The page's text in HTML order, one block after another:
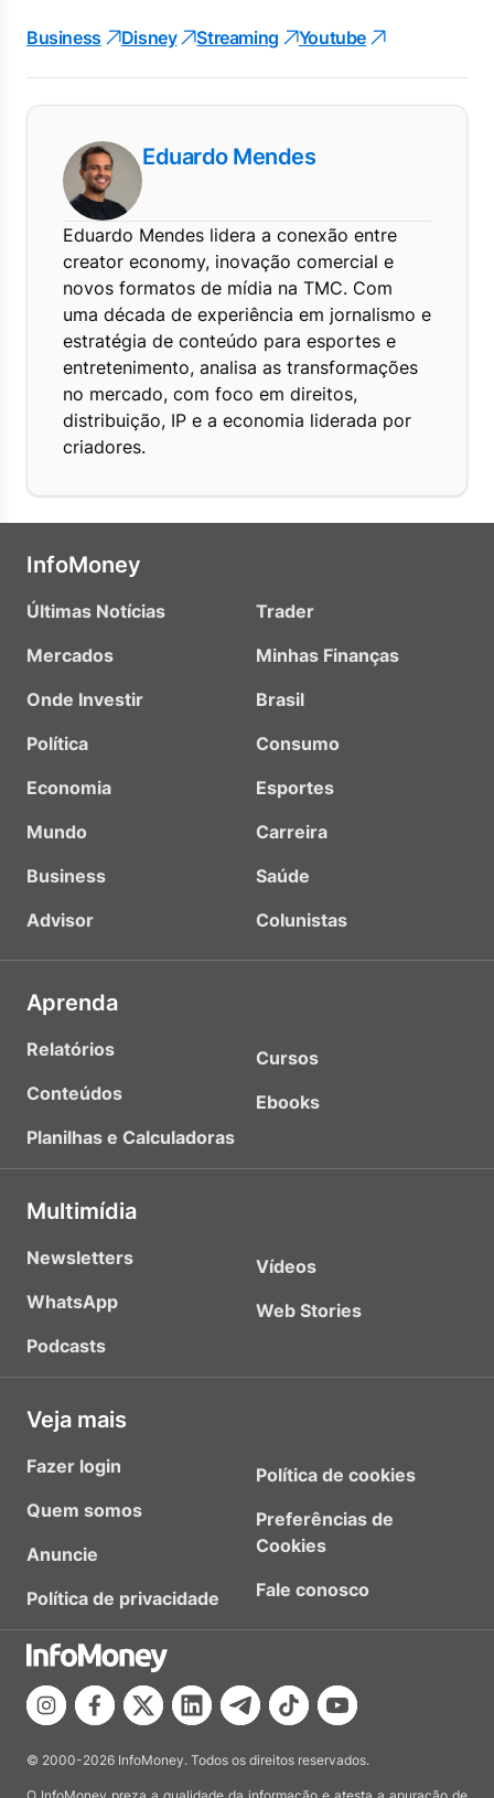
Business Disney Streaming Youtube
Eduardo Mendes
Eduardo Mendes lidera a conexão entre
creator economy, inovação comercial e
novos formatos de mídia na TMC. Com
uma década de experiência em jornalismo e
estratégia de conteúdo para esportes e
entretenimento, analisa as transformações
no mercado, com foco em direitos,
distribuição, IP e a economia liderada por
criadores.
InfoMoney
Últimas Notícias
Mercados
Onde Investir
Política
Economia
Mundo
Business
Advisor
Trader
Minhas Finanças
Brasil
Consumo
Esportes
Carreira
Saúde
Colunistas
Aprenda
Relatórios
Conteúdos
Planilhas e Calculadoras
Cursos
Ebooks
Multimídia
Newsletters
WhatsApp
Podcasts
Vídeos
Web Stories
Veja mais
Fazer login
Quem somos
Anuncie
Política de privacidade
Política de cookies
Preferências de
Cookies
Fale conosco
© 2000-2026 InfoMoney. Todos os direitos reservados.